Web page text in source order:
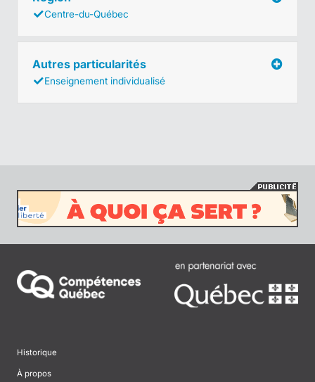
Centre-du-Québec
Autres particularités
Enseignement individualisé
Historique
À propos